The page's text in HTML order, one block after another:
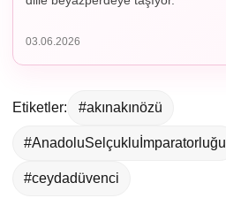
03.06.2026
Etiketler: #akınakınözü
#AnadoluSelçukluİmparatorluğu
#ceydadüvenci